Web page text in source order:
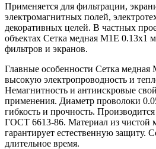
Применяется для фильтрации,
электромагнитных полей,
декоративных целей. В частных
объектах Сетка медная М1Е 0.13х1
фильтров и экранов.
Главные особенности Сетка
высокую электропроводность и
Немагнитность и антиискровые
применения. Диаметр проволоки
гибкость и прочность.
ГОСТ 6613-86. Материал из чистой
гарантирует естественную защиту.
длительное время.